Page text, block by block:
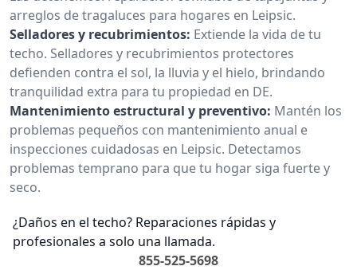
arreglos de tragaluces para hogares en Leipsic.
Selladores y recubrimientos: Extiende la vida de tu
techo. Selladores y recubrimientos protectores
defienden contra el sol, la lluvia y el hielo, brindando
tranquilidad extra para tu propiedad en DE.
Mantenimiento estructural y preventivo: Mantén los
problemas pequeños con mantenimiento anual e
inspecciones cuidadosas en Leipsic. Detectamos
problemas temprano para que tu hogar siga fuerte y
seco.
¿Daños en el techo? Reparaciones rápidas y
profesionales a solo una llamada.
855-525-5698